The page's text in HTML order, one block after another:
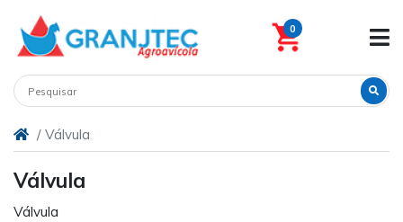
0
Válvula
Válvula
Válvula